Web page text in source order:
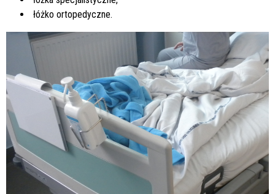
łóżko ortopedyczne.